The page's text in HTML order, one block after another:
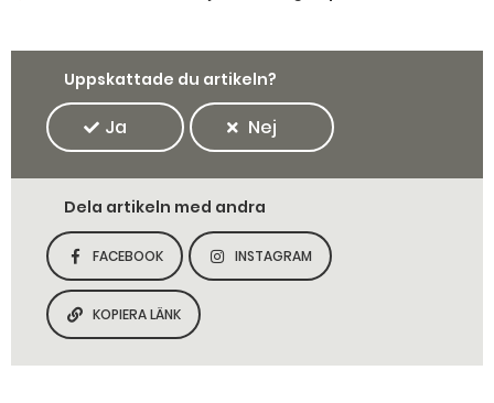
Uppskattade du artikeln?
Ja Nej
Dela artikeln med andra
DELA SIDAN PÅ
FACEBOOK
DELA SIDAN PÅ
INSTAGRAM
KOPIERA SIDANS LÄNK
KOPIERA LÄNK